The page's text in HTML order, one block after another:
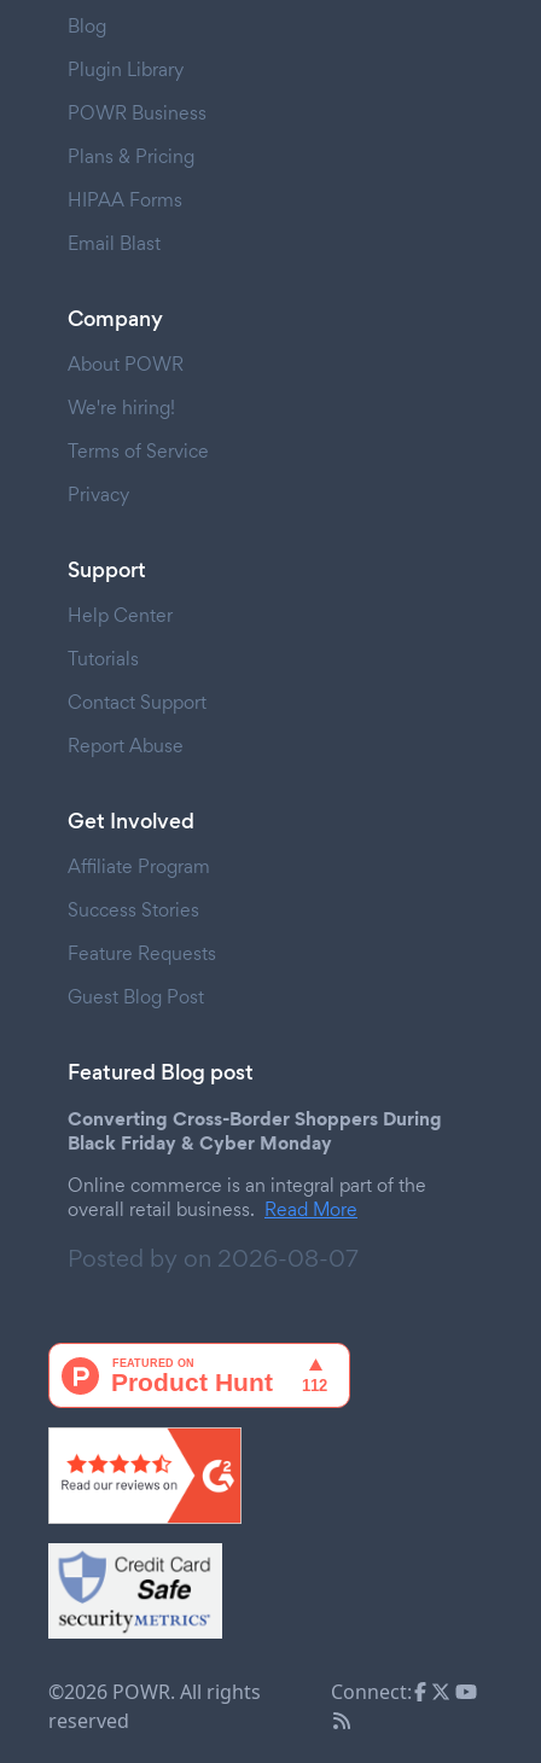
Blog
Plugin Library
POWR Business
Plans & Pricing
HIPAA Forms
Email Blast
Company
About POWR
We're hiring!
Terms of Service
Privacy
Support
Help Center
Tutorials
Contact Support
Report Abuse
Get Involved
Affiliate Program
Success Stories
Feature Requests
Guest Blog Post
Featured Blog post
Converting Cross-Border Shoppers During
Black Friday & Cyber Monday
Online commerce is an integral part of the
overall retail business. Read More
Posted by on 2026-08-07
©2026 POWR. All rights
reserved
Connect: